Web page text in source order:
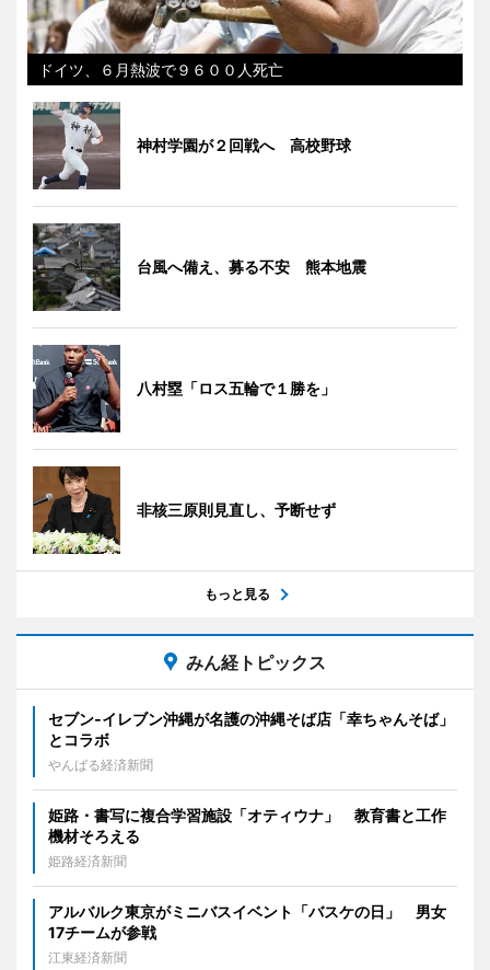
ドイツ、６月熱波で９６００人死亡
神村学園が２回戦へ 高校野球
台風へ備え、募る不安 熊本地震
八村塁「ロス五輪で１勝を」
非核三原則見直し、予断せず
もっと見る
みん経トピックス
セブン‐イレブン沖縄が名護の沖縄そば店「幸ちゃんそば」
とコラボ
やんばる経済新聞
姫路・書写に複合学習施設「オティウナ」 教育書と工作
機材そろえる
姫路経済新聞
アルバルク東京がミニバスイベント「バスケの日」 男女
17チームが参戦
江東経済新聞